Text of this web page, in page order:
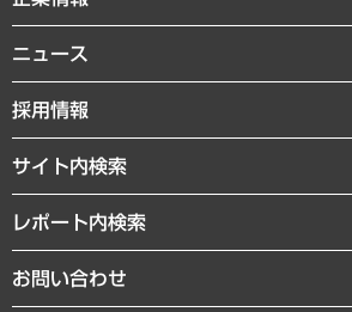
共生・ダイバーシティ
GRC（ガバナンス・リスク・コンプライアンス）・
経済・産業・雇用・労働
まちづくり・観光・交通・スポーツ・スマートシティ
自然資源・農林水産業・食料システム
経営用語集
受託・受注実績（官公庁関連）
メディア掲載・出演
MUFGビジネスセミナー
受託案件情報
私たちの想い
社長メッセージ
会社概要
沿革
組織図・本部部室紹介
インドネシア現地法人
ニュース
ニュースリリース
お知らせ
採用情報
サイト内検索
レポート内検索
お問い合わせ